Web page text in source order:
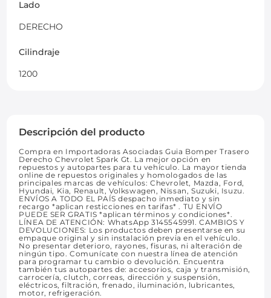
Lado
DERECHO
Cilindraje
1200
Descripción del producto
Compra en Importadoras Asociadas Guia Bomper Trasero
Derecho Chevrolet Spark Gt. La mejor opción en
repuestos y autopartes para tu vehículo. La mayor tienda
online de repuestos originales y homologados de las
principales marcas de vehículos: Chevrolet, Mazda, Ford,
Hyundai, Kia, Renault, Volkswagen, Nissan, Suzuki, Isuzu.
ENVÍOS A TODO EL PAÍS despacho inmediato y sin
recargo *aplican resticciones en tarifas* . TU ENVÍO
PUEDE SER GRATIS *aplican términos y condiciones*.
LÍNEA DE ATENCIÓN: WhatsApp 3145545991. CAMBIOS Y
DEVOLUCIONES: Los productos deben presentarse en su
empaque original y sin instalación previa en el vehículo.
No presentar deterioro, rayones, fisuras, ni alteración de
ningún tipo. Comunícate con nuestra línea de atención
para programar tu cambio o devolución. Encuentra
también tus autopartes de: accesorios, caja y transmisión,
carrocería, clutch, correas, dirección y suspensión,
eléctricos, filtración, frenado, iluminación, lubricantes,
motor, refrigeración.